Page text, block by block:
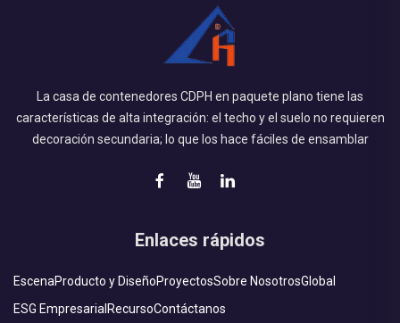
La casa de contenedores CDPH en paquete plano tiene las
características de alta integración: el techo y el suelo no requieren
decoración secundaria; lo que los hace fáciles de ensamblar
Enlaces rápidos
EscenaProducto y DiseñoProyectosSobre NosotrosGlobal
ESG Empresarial RecursoContáctanos